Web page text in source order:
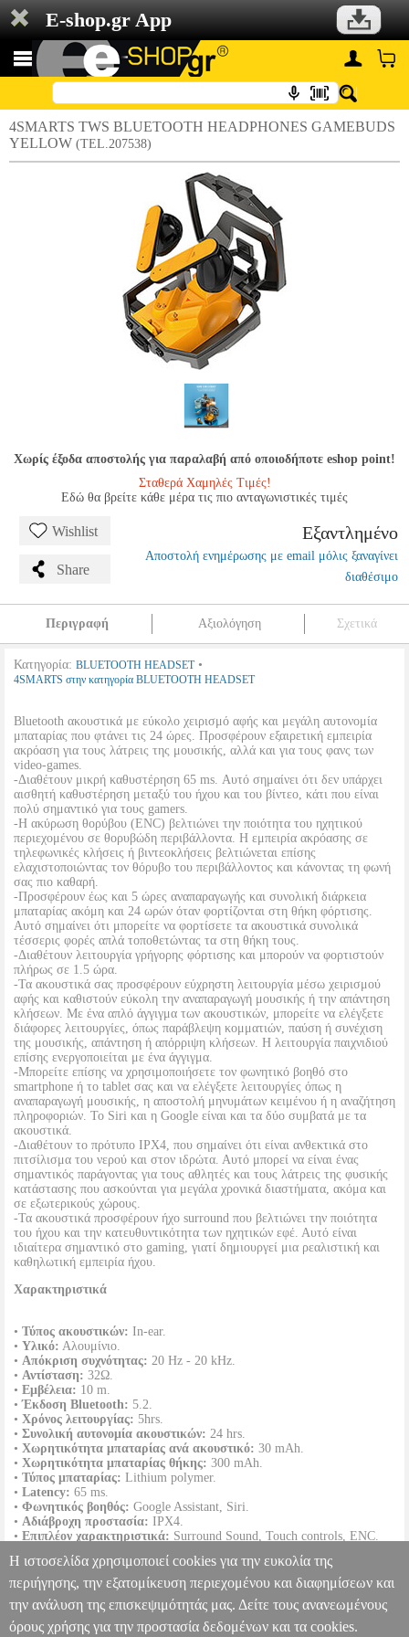
E-shop.gr App
4SMARTS TWS BLUETOOTH HEADPHONES GAMEBUDS
YELLOW (TEL.207538)
Χωρίς έξοδα αποστολής για παραλαβή από οποιοδήποτε eshop point!
Σταθερά Χαμηλές Τιμές!
Εδώ θα βρείτε κάθε μέρα τις πιο ανταγωνιστικές τιμές
Wishlist
Share
Εξαντλημένο
Αποστολή ενημέρωσης με email μόλις ξαναγίνει
διαθέσιμο
Περιγραφή Αξιολόγηση Σχετικά
Κατηγορία: BLUETOOTH HEADSET•
4SMARTS στην κατηγορία BLUETOOTH HEADSET
Bluetooth ακουστικά με εύκολο χειρισμό αφής και μεγάλη αυτονομία
μπαταρίας που φτάνει τις 24 ώρες. Προσφέρουν εξαιρετική εμπειρία
ακρόαση για τους λάτρεις της μουσικής, αλλά και για τους φανς των
video-games.
-Διαθέτουν μικρή καθυστέρηση 65 ms. Αυτό σημαίνει ότι δεν υπάρχει
αισθητή καθυστέρηση μεταξύ του ήχου και του βίντεο, κάτι που είναι
πολύ σημαντικό για τους gamers.
-Η ακύρωση θορύβου (ENC) βελτιώνει την ποιότητα του ηχητικού
περιεχομένου σε θορυβώδη περιβάλλοντα. Η εμπειρία ακρόασης σε
τηλεφωνικές κλήσεις ή βιντεοκλήσεις βελτιώνεται επίσης
ελαχιστοποιώντας τον θόρυβο του περιβάλλοντος και κάνοντας τη φωνή
σας πιο καθαρή.
-Προσφέρουν έως και 5 ώρες αναπαραγωγής και συνολική διάρκεια
μπαταρίας ακόμη και 24 ωρών όταν φορτίζονται στη θήκη φόρτισης.
Αυτό σημαίνει ότι μπορείτε να φορτίσετε τα ακουστικά συνολικά
τέσσερις φορές απλά τοποθετώντας τα στη θήκη τους.
-Διαθέτουν λειτουργία γρήγορης φόρτισης και μπορούν να φορτιστούν
πλήρως σε 1.5 ώρα.
-Τα ακουστικά σας προσφέρουν εύχρηστη λειτουργία μέσω χειρισμού
αφής και καθιστούν εύκολη την αναπαραγωγή μουσικής ή την απάντηση
κλήσεων. Με ένα απλό άγγιγμα των ακουστικών, μπορείτε να ελέγξετε
διάφορες λειτουργίες, όπως παράβλεψη κομματιών, παύση ή συνέχιση
της μουσικής, απάντηση ή απόρριψη κλήσεων. Η λειτουργία παιχνιδιού
επίσης ενεργοποιείται με ένα άγγιγμα.
-Μπορείτε επίσης να χρησιμοποιήσετε τον φωνητικό βοηθό στο
smartphone ή το tablet σας και να ελέγξετε λειτουργίες όπως η
αναπαραγωγή μουσικής, η αποστολή μηνυμάτων κειμένου ή η αναζήτηση
πληροφοριών. Το Siri και η Google είναι και τα δύο συμβατά με τα
ακουστικά.
-Διαθέτουν το πρότυπο IPX4, που σημαίνει ότι είναι ανθεκτικά στο
πιτσίλισμα του νερού και στον ιδρώτα. Αυτό μπορεί να είναι ένας
σημαντικός παράγοντας για τους αθλητές και τους λάτρεις της φυσικής
κατάστασης που ασκούνται για μεγάλα χρονικά διαστήματα, ακόμα και
σε εξωτερικούς χώρους.
-Τα ακουστικά προσφέρουν ήχο surround που βελτιώνει την ποιότητα
του ήχου και την κατευθυντικότητα των ηχητικών εφέ. Αυτό είναι
ιδιαίτερα σημαντικό στο gaming, γιατί δημιουργεί μια ρεαλιστική και
καθηλωτική εμπειρία ήχου.
Χαρακτηριστικά
• Τύπος ακουστικών: In-ear.
• Υλικό: Αλουμίνιο.
• Απόκριση συχνότητας: 20 Hz - 20 kHz.
• Αντίσταση: 32Ω.
• Εμβέλεια: 10 m.
•Έκδοση Bluetooth: 5.2.
• Χρόνος λειτουργίας: 5hrs.
• Συνολική αυτονομία ακουστικών: 24 hrs.
• Χωρητικότητα μπαταρίας ανά ακουστικό: 30 mAh.
• Χωρητικότητα μπαταρίας θήκης: 300 mAh.
• Τύπος μπαταρίας: Lithium polymer.
• Latency: 65 ms.
• Φωνητικός βοηθός: Google Assistant, Siri.
• Αδιάβροχη προστασία: IPX4.
• Επιπλέον χαρακτηριστικά: Surround Sound, Touch controls, ENC.
• Βάρος:0.11 kg.
•Εγγύηση: 2 χρόνια.DOA 7 ημερών
4SMARTS TWS BLUETOOTH HEADPHONES GAMEBUDS
YELLOW TEL.207538 TEL.207538 4SMARTS 4SMARTS
Η ιστοσελίδα χρησιμοποιεί cookies για την ευκολία της
περιήγησης, την εξατομίκευση περιεχομένου και διαφημίσεων και
την ανάλυση της επισκεψιμότητάς μας. Δείτε τους ανανεωμένους
όρους χρήσης για την προστασία δεδομένων και τα cookies.